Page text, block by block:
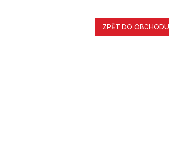
ZPĚT DO OBCHODU